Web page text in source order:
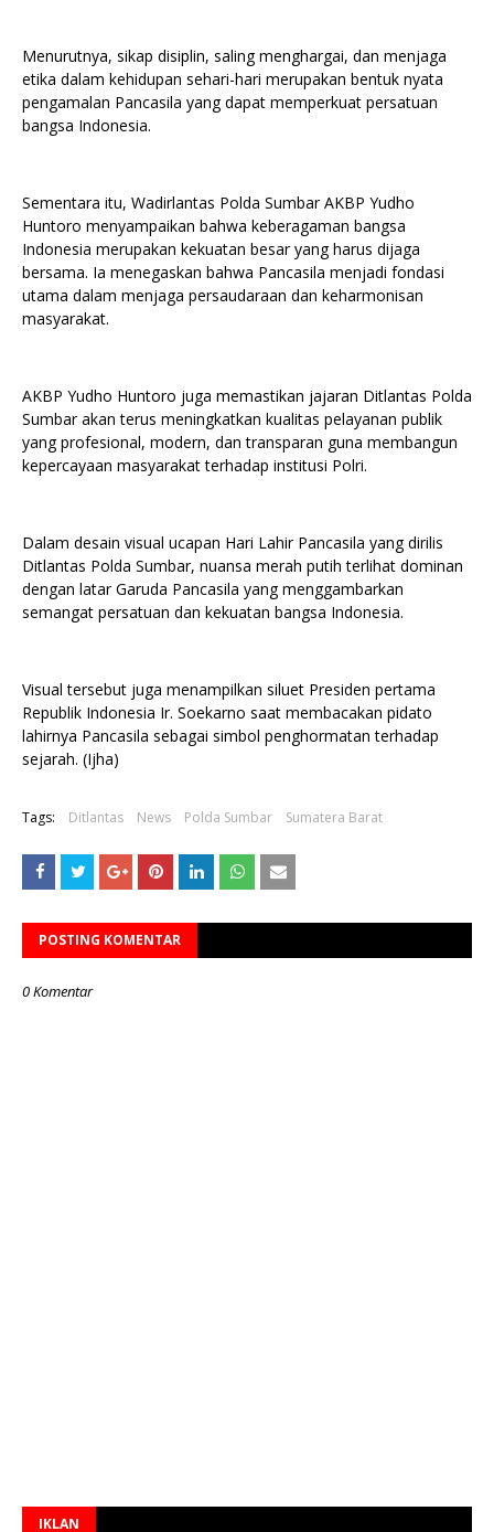
Menurutnya, sikap disiplin, saling menghargai, dan menjaga
etika dalam kehidupan sehari-hari merupakan bentuk nyata
pengamalan Pancasila yang dapat memperkuat persatuan
bangsa Indonesia.
Sementara itu, Wadirlantas Polda Sumbar AKBP Yudho
Huntoro menyampaikan bahwa keberagaman bangsa
Indonesia merupakan kekuatan besar yang harus dijaga
bersama. Ia menegaskan bahwa Pancasila menjadi fondasi
utama dalam menjaga persaudaraan dan keharmonisan
masyarakat.
AKBP Yudho Huntoro juga memastikan jajaran Ditlantas Polda
Sumbar akan terus meningkatkan kualitas pelayanan publik
yang profesional, modern, dan transparan guna membangun
kepercayaan masyarakat terhadap institusi Polri.
Dalam desain visual ucapan Hari Lahir Pancasila yang dirilis
Ditlantas Polda Sumbar, nuansa merah putih terlihat dominan
dengan latar Garuda Pancasila yang menggambarkan
semangat persatuan dan kekuatan bangsa Indonesia.
Visual tersebut juga menampilkan siluet Presiden pertama
Republik Indonesia Ir. Soekarno saat membacakan pidato
lahirnya Pancasila sebagai simbol penghormatan terhadap
sejarah. (Ijha)
Tags: Ditlantas News Polda Sumbar Sumatera Barat
POSTING KOMENTAR
0 Komentar
IKLAN